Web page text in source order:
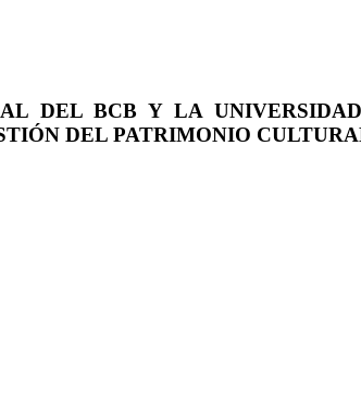
DEL BCB Y LA
DEL PATRIMONIO